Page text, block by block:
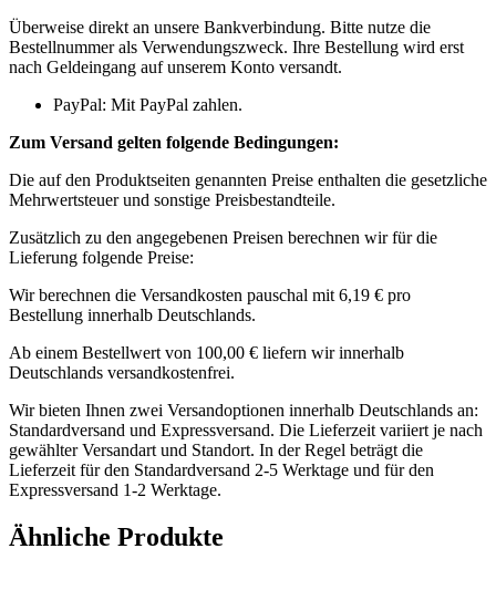
Überweise direkt an unsere Bankverbindung. Bitte nutze die
Bestellnummer als Verwendungszweck. Ihre Bestellung wird erst
nach Geldeingang auf unserem Konto versandt.
PayPal: Mit PayPal zahlen.
Zum Versand gelten folgende Bedingungen:
Die auf den Produktseiten genannten Preise enthalten die gesetzliche
Mehrwertsteuer und sonstige Preisbestandteile.
Zusätzlich zu den angegebenen Preisen berechnen wir für die
Lieferung folgende Preise:
Wir berechnen die Versandkosten pauschal mit 6,19 € pro
Bestellung innerhalb Deutschlands.
Ab einem Bestellwert von 100,00 € liefern wir innerhalb
Deutschlands versandkostenfrei.
Wir bieten Ihnen zwei Versandoptionen innerhalb Deutschlands an:
Standardversand und Expressversand. Die Lieferzeit variiert je nach
gewählter Versandart und Standort. In der Regel beträgt die
Lieferzeit für den Standardversand 2-5 Werktage und für den
Expressversand 1-2 Werktage.
Ähnliche Produkte